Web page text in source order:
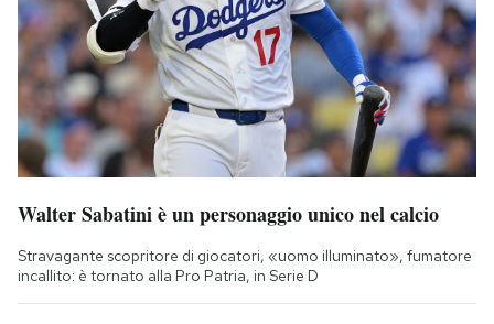
Walter Sabatini è un personaggio unico nel calcio
Stravagante scopritore di giocatori, «uomo illuminato», fumatore
incallito: è tornato alla Pro Patria, in Serie D